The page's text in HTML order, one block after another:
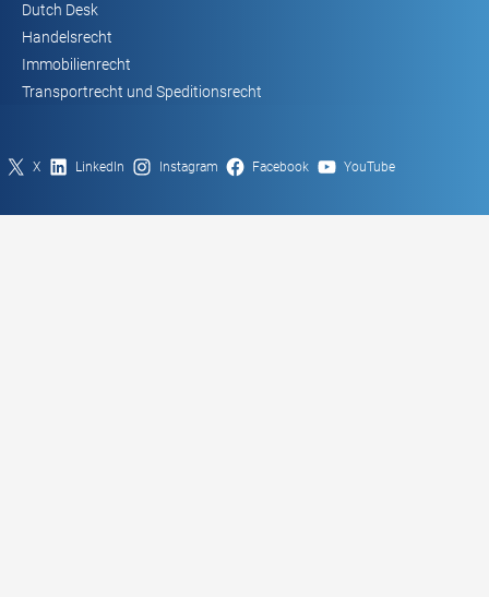
Dutch Desk
Handelsrecht
Immobilienrecht
Transportrecht und Speditionsrecht
X LinkedIn Instagram Facebook YouTube